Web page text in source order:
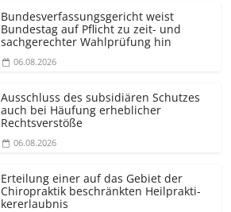
Bundesver­fassungsgericht weist
Bundestag auf Pflicht zu zeit- und
sachgerechter Wahlprüfung hin
06.08.2026
Ausschluss des subsidiären Schutzes
auch bei Häufung erheblicher
Rechtsverstöße
06.08.2026
Erteilung einer auf das Gebiet der
Chiropraktik beschränkten Heilprakti­
kererlaubnis